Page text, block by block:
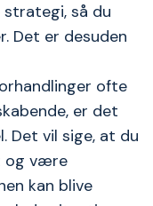
så du
Det er desuden
ofte
er det
vil sige, at du
og være
kan blive